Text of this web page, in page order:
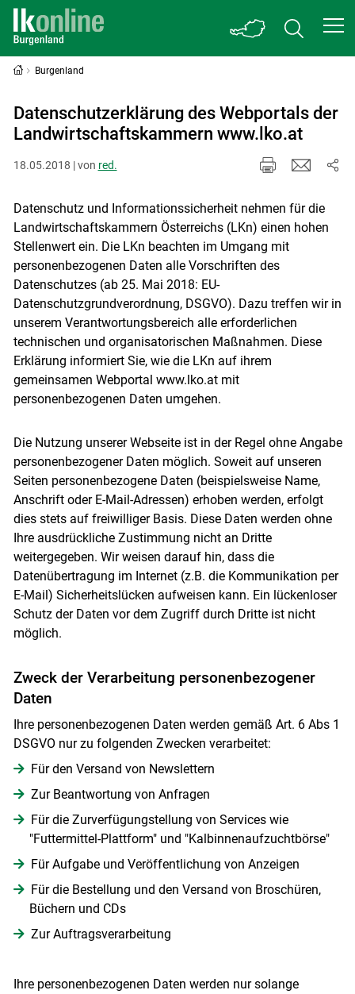
Burgenland
Datenschutzerklärung des Webportals der
Landwirtschaftskammern www.lko.at
18.05.2018 | von red.
Datenschutz und Informationssicherheit nehmen für die
Landwirtschaftskammern Österreichs (LKn) einen hohen
Stellenwert ein. Die LKn beachten im Umgang mit
personenbezogenen Daten alle Vorschriften des
Datenschutzes (ab 25. Mai 2018: EU-
Datenschutzgrundverordnung, DSGVO). Dazu treffen wir in
unserem Verantwortungsbereich alle erforderlichen
technischen und organisatorischen Maßnahmen. Diese
Erklärung informiert Sie, wie die LKn auf ihrem
gemeinsamen Webportal www.lko.at mit
personenbezogenen Daten umgehen.
Die Nutzung unserer Webseite ist in der Regel ohne Angabe
personenbezogener Daten möglich. Soweit auf unseren
Seiten personenbezogene Daten (beispielsweise Name,
Anschrift oder E-Mail-Adressen) erhoben werden, erfolgt
dies stets auf freiwilliger Basis. Diese Daten werden ohne
Ihre ausdrückliche Zustimmung nicht an Dritte
weitergegeben. Wir weisen darauf hin, dass die
Datenübertragung im Internet (z.B. die Kommunikation per
E-Mail) Sicherheitslücken aufweisen kann. Ein lückenloser
Schutz der Daten vor dem Zugriff durch Dritte ist nicht
möglich.
Zweck der Verarbeitung personenbezogener
Daten
Ihre personenbezogenen Daten werden gemäß Art. 6 Abs 1
DSGVO nur zu folgenden Zwecken verarbeitet:
Für den Versand von Newslettern
Zur Beantwortung von Anfragen
Für die Zurverfügungstellung von Services wie
"Futtermittel-Plattform" und "Kalbinnenaufzuchtbörse"
Für Aufgabe und Veröffentlichung von Anzeigen
Für die Bestellung und den Versand von Broschüren,
Büchern und CDs
Zur Auftragsverarbeitung
Ihre personenbezogenen Daten werden nur solange